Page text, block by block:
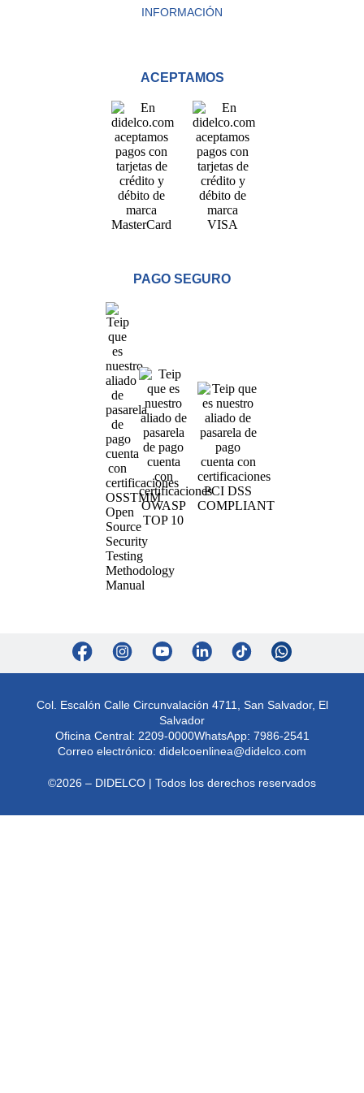
INFORMACIÓN
ACEPTAMOS
PAGO SEGURO
Col. Escalón Calle Circunvalación 4711, San Salvador, El
Salvador
Oficina Central: 2209-0000WhatsApp: 7986-2541
Correo electrónico: didelcoenlinea@didelco.com
©2026 – DIDELCO | Todos los derechos reservados